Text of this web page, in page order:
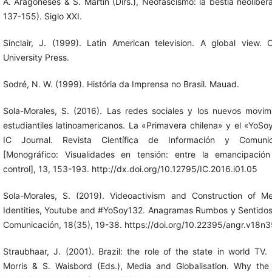
137-155). Siglo XXI.
Sinclair, J. (1999). Latin American television. A global view.
University Press.
Sodré, N. W. (1999). História da Imprensa no Brasil. Mauad.
Sola-Morales, S. (2016). Las redes sociales y los nuevos
estudiantiles latinoamericanos. La «Primavera chilena» y el
IC Journal. Revista Científica de Información y
[Monográfico: Visualidades en tensión: entre la
control], 13, 153-193. http://dx.doi.org/10.12795/IC.2016.i01.05
Sola-Morales, S. (2019). Videoactivism and Construction of
Identities, Youtube and #YoSoy132. Anagramas Rumbos y
Comunicación, 18(35), 19-38. https://doi.org/10.22395/
Straubhaar, J. (2001). Brazil: the role of the state in world TV.
Morris & S. Waisbord (Eds.), Media and Globalisation. Why